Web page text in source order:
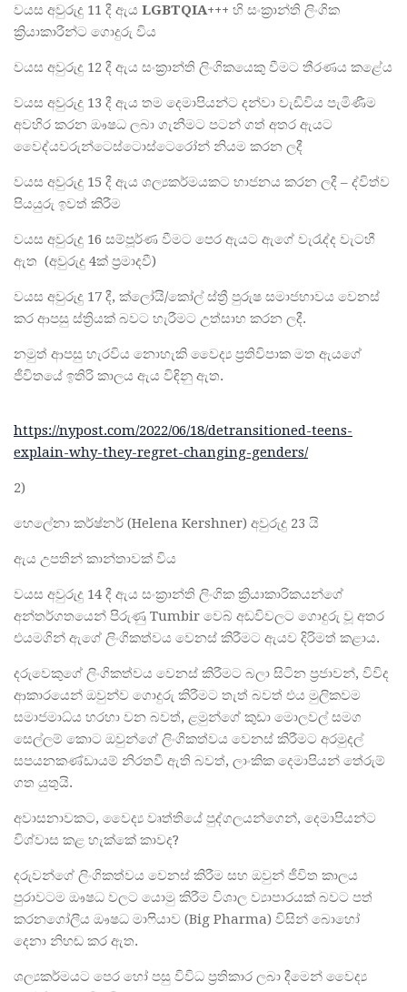
වයස අවුරුදු 11 දී ඇය LGBTQIA+++ හි සංක්‍රාන්ති ලිංගික
ක්‍රියාකාරීන්ට ගොදුරු විය
වයස අවුරුදු 12 දී ඇය සංක්‍රාන්ති ලිංගිකයෙකු වීමට තීරණය කළේය
වයස අවුරුදු 13 දී ඇය තම දෙමාපියන්ට දන්වා වැඩිවිය පැමිණීම
අවහිර කරන ඖෂධ ලබා ගැනීමට පටන් ගත් අතර ඇයට
වෛද්යවරුන්ටෙස්ටොස්ටෙරෝන් නියම කරන ලදී
වයස අවුරුදු 15 දී ඇය ශල්‍යකර්මයකට භාජනය කරන ලදී – ද්විත්ව
පියයුරු ඉවත් කිරීම
වයස අවුරුදු 16 සම්පූර්ණ වීමට පෙර ඇයට ඇගේ වැරැද්ද වැටහී
ඇත (අවුරුදු 4ක් ප්‍රමාදවී)
වයස අවුරුදු 17 දී, ක්ලෝයි/කෝල් ස්ත්‍රී පුරුෂ සමාජභාවය වෙනස්
කර ආපසු ස්ත්‍රියක් බවට හැරීමට උත්සාහ කරන ලදී.
නමුත් ආපසු හැරවිය නොහැකි වෛද්‍ය ප්‍රතිවිපාක මත ඇයගේ
ජීවිතයේ ඉතිරි කාලය ඇය විඳිනු ඇත.
https://nypost.com/2022/06/18/detransitioned-teens-
explain-why-they-regret-changing-genders/
2)
හෙලේනා කර්ෂ්නර් (Helena Kershner) අවුරුදු 23 යි
ඇය උපතින් කාන්තාවක් විය
වයස අවුරුදු 14 දී ඇය සංක්‍රාන්ති ලිංගික ක්‍රියාකාරිකයන්ගේ
අන්තර්ගතයෙන් පිරුණු Tumbir වෙබ් අඩවිවලට ගොදුරු වූ අතර
එයමගින් ඇගේ ලිංගිකත්වය වෙනස් කිරීමට ඇයව දිරිමත් කළාය.
දරුවෙකුගේ ලිංගිකත්වය වෙනස් කිරීමට බලා සිටින ප්‍රජාවන්, විවිද
ආකාරයෙන් ඔවුන්ව ගොදුරු කිරීමට තැත් බවත් එය මුලිකවම
සමාජමාධ්ය හරහා වන බවත්, ළමුන්ගේ කුඩා මොලවල් සමග
සෙල්ලම් කොට ඔවුන්ගේ ලිංගිකත්වය වෙනස් කිරීමට අරමුදල්
සපයනකණ්ඩායම් නිරතවී ඇති බවත්, ලාංකික දෙමාපියන් තේරුම්
ගත යුතුයි.
අවාසනාවකට, වෛද්‍ය වෘත්තියේ පුද්ගලයන්ගෙන්, දෙමාපියන්ට
විශ්වාස කළ හැක්කේ කාවද?
දරුවන්ගේ ලිංගිකත්වය වෙනස් කිරීම සහ ඔවුන් ජීවිත කාලය
පුරාවටම ඖෂධ වලට යොමු කිරීම විශාල ව්‍යාපාරයක් බවට පත්
කරනගෝලීය ඖෂධ මාෆියාව (Big Pharma) විසින් බොහෝ
දෙනා නිහඬ කර ඇත.
ශල්‍යකර්මයට පෙර හෝ පසු විවිධ ප්‍රතිකාර ලබා දීමෙන් වෛද්‍ය